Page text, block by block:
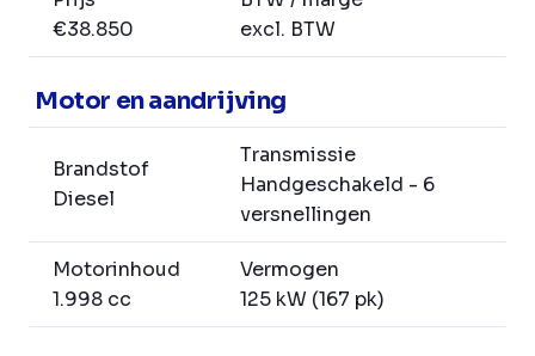
€38.850
excl. BTW
Motor en aandrijving
Brandstof
Diesel
Transmissie
Handgeschakeld - 6
versnellingen
Motorinhoud
1.998 cc
Vermogen
125 kW (167 pk)